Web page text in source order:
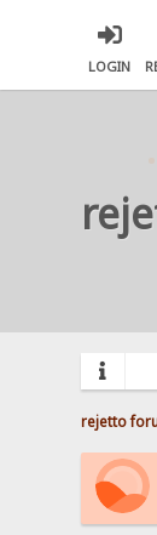
LOGIN
rejetto